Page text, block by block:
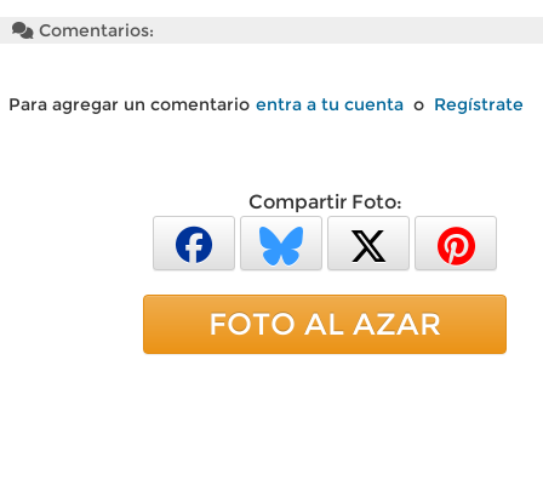
Comentarios:
Para agregar un comentario entra a tu cuenta o Regístrate
Compartir Foto:
FOTO AL AZAR